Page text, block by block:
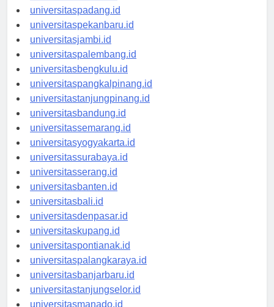
universitasmedan.id
universitaspadang.id
universitaspekanbaru.id
universitasjambi.id
universitaspalembang.id
universitasbengkulu.id
universitaspangkalpinang.id
universitastanjungpinang.id
universitasbandung.id
universitassemarang.id
universitasyogyakarta.id
universitassurabaya.id
universitasserang.id
universitasbanten.id
universitasbali.id
universitasdenpasar.id
universitaskupang.id
universitaspontianak.id
universitaspalangkaraya.id
universitasbanjarbaru.id
universitastanjungselor.id